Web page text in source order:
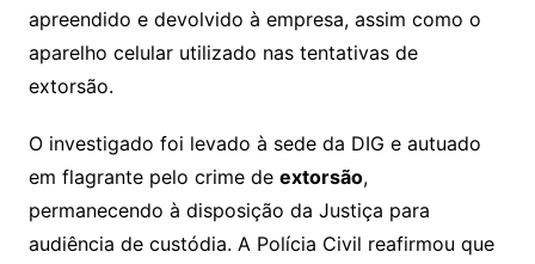
apreendido e devolvido à empresa, assim como o
aparelho celular utilizado nas tentativas de
extorsão.
O investigado foi levado à sede da DIG e autuado
em flagrante pelo crime de extorsão,
permanecendo à disposição da Justiça para
audiência de custódia. A Polícia Civil reafirmou que